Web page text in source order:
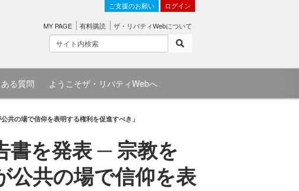
ご支援のお願い ログイン
MY PAGE 有料購読 ザ・リバティWebについて
る質問 ようこそザ・リバティWebへ
共の場で信仰を表明する権利を促進すべき」
書を発表 ─ 宗教を
公共の場で信仰を表